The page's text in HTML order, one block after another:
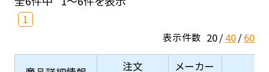
1
表示件数 20 40 60
注文
メーカー